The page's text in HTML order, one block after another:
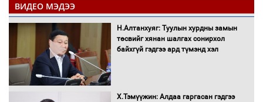
эрэгтэйчүүдийн волейболын тэмцээнд
оролцож байгаа баг тамирчдад
амжилт хүслээ
Автобензин, дизель түлшний онцгой
ВИДЕО МЭДЭЭ
Н.Алтанхуяг: Туулын хурдны замын
төсвийг хянан шалгах сонирхол
байхгүй гэдгээ ард түмэнд хэл
Х.Тэмүүжин: Алдаа гаргасан гэдгээ